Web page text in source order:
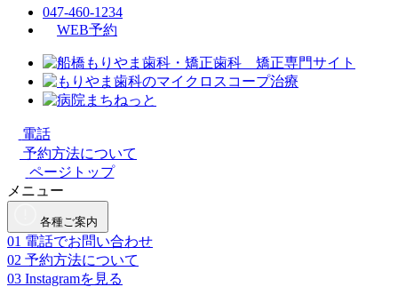
047-460-1234
WEB予約
電話
予約方法について
ページトップ
メニュー
各種ご案内
01 電話でお問い合わせ
02 予約方法について
03 Instagramを見る